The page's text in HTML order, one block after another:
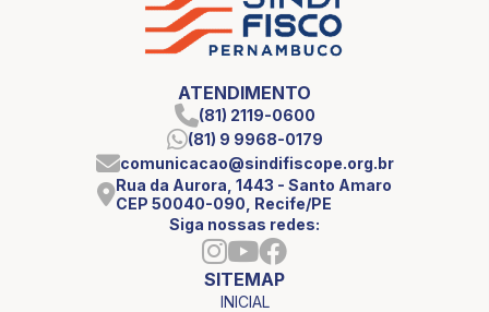
ATENDIMENTO
(81) 2119-0600
(81) 9 9968-0179
comunicacao@sindifiscope.org.br
Rua da Aurora, 1443 - Santo Amaro
CEP 50040-090, Recife/PE
Siga nossas redes:
SITEMAP
INICIAL